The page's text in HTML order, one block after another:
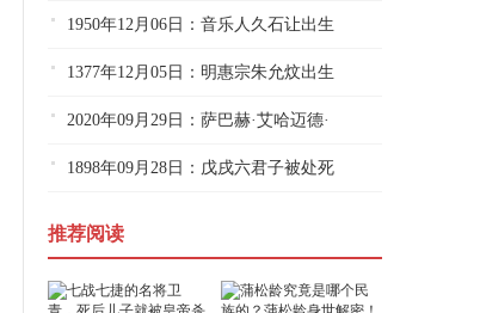
1950年12月06日：音乐人久石让出生
1377年12月05日：明惠宗朱允炆出生
2020年09月29日：萨巴赫·艾哈迈德·
1898年09月28日：戊戌六君子被处死
推荐阅读